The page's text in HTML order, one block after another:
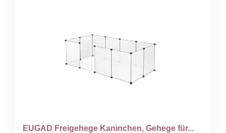
EUGAD Freigehege Kaninchen, Gehege für...